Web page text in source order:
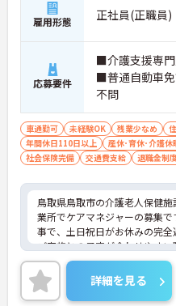
雇用形態 正社員(正職員)
応募要件
■介護支援専
■普通自動車
不問
車通勤可 未経験OK 残業少なめ
年間休日110日以上
産休･育休･介護休
社会保険完備
交通費支給 退職金制
鳥取県鳥取市の介護老人保健
業所でケアマネジャーの募集
事で、土日祝日がお休みの完全
ご家族との予定が合わせやす
給・賞与もあるので、あなた
価されます◎ご興味のある方は
伝えしますので、お気軽にご
詳細を見る